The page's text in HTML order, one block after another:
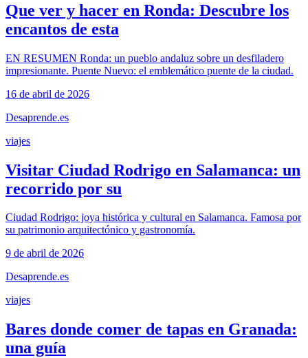
Que ver y hacer en Ronda: Descubre los
encantos de esta
EN RESUMEN Ronda: un pueblo andaluz sobre un desfiladero
impresionante. Puente Nuevo: el emblemático puente de la ciudad.
16 de abril de 2026
Desaprende.es
viajes
Visitar Ciudad Rodrigo en Salamanca: un
recorrido por su
Ciudad Rodrigo: joya histórica y cultural en Salamanca. Famosa por
su patrimonio arquitectónico y gastronomía.
9 de abril de 2026
Desaprende.es
viajes
Bares donde comer de tapas en Granada:
una guía